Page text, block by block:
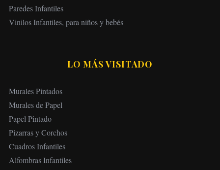
Paredes Infantiles
Vinilos Infantiles, para niños y bebés
LO MÁS VISITADO
Murales Pintados
Murales de Papel
Papel Pintado
Pizarras y Corchos
Cuadros Infantiles
Alfombras Infantiles